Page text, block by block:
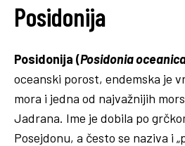
Posidonija
Posidonija (Posidonia
oceanski porost, endemska je
mora i jedna od najvažnijih
Jadrana. Ime je dobila po
Posejdonu, a često se naziva i